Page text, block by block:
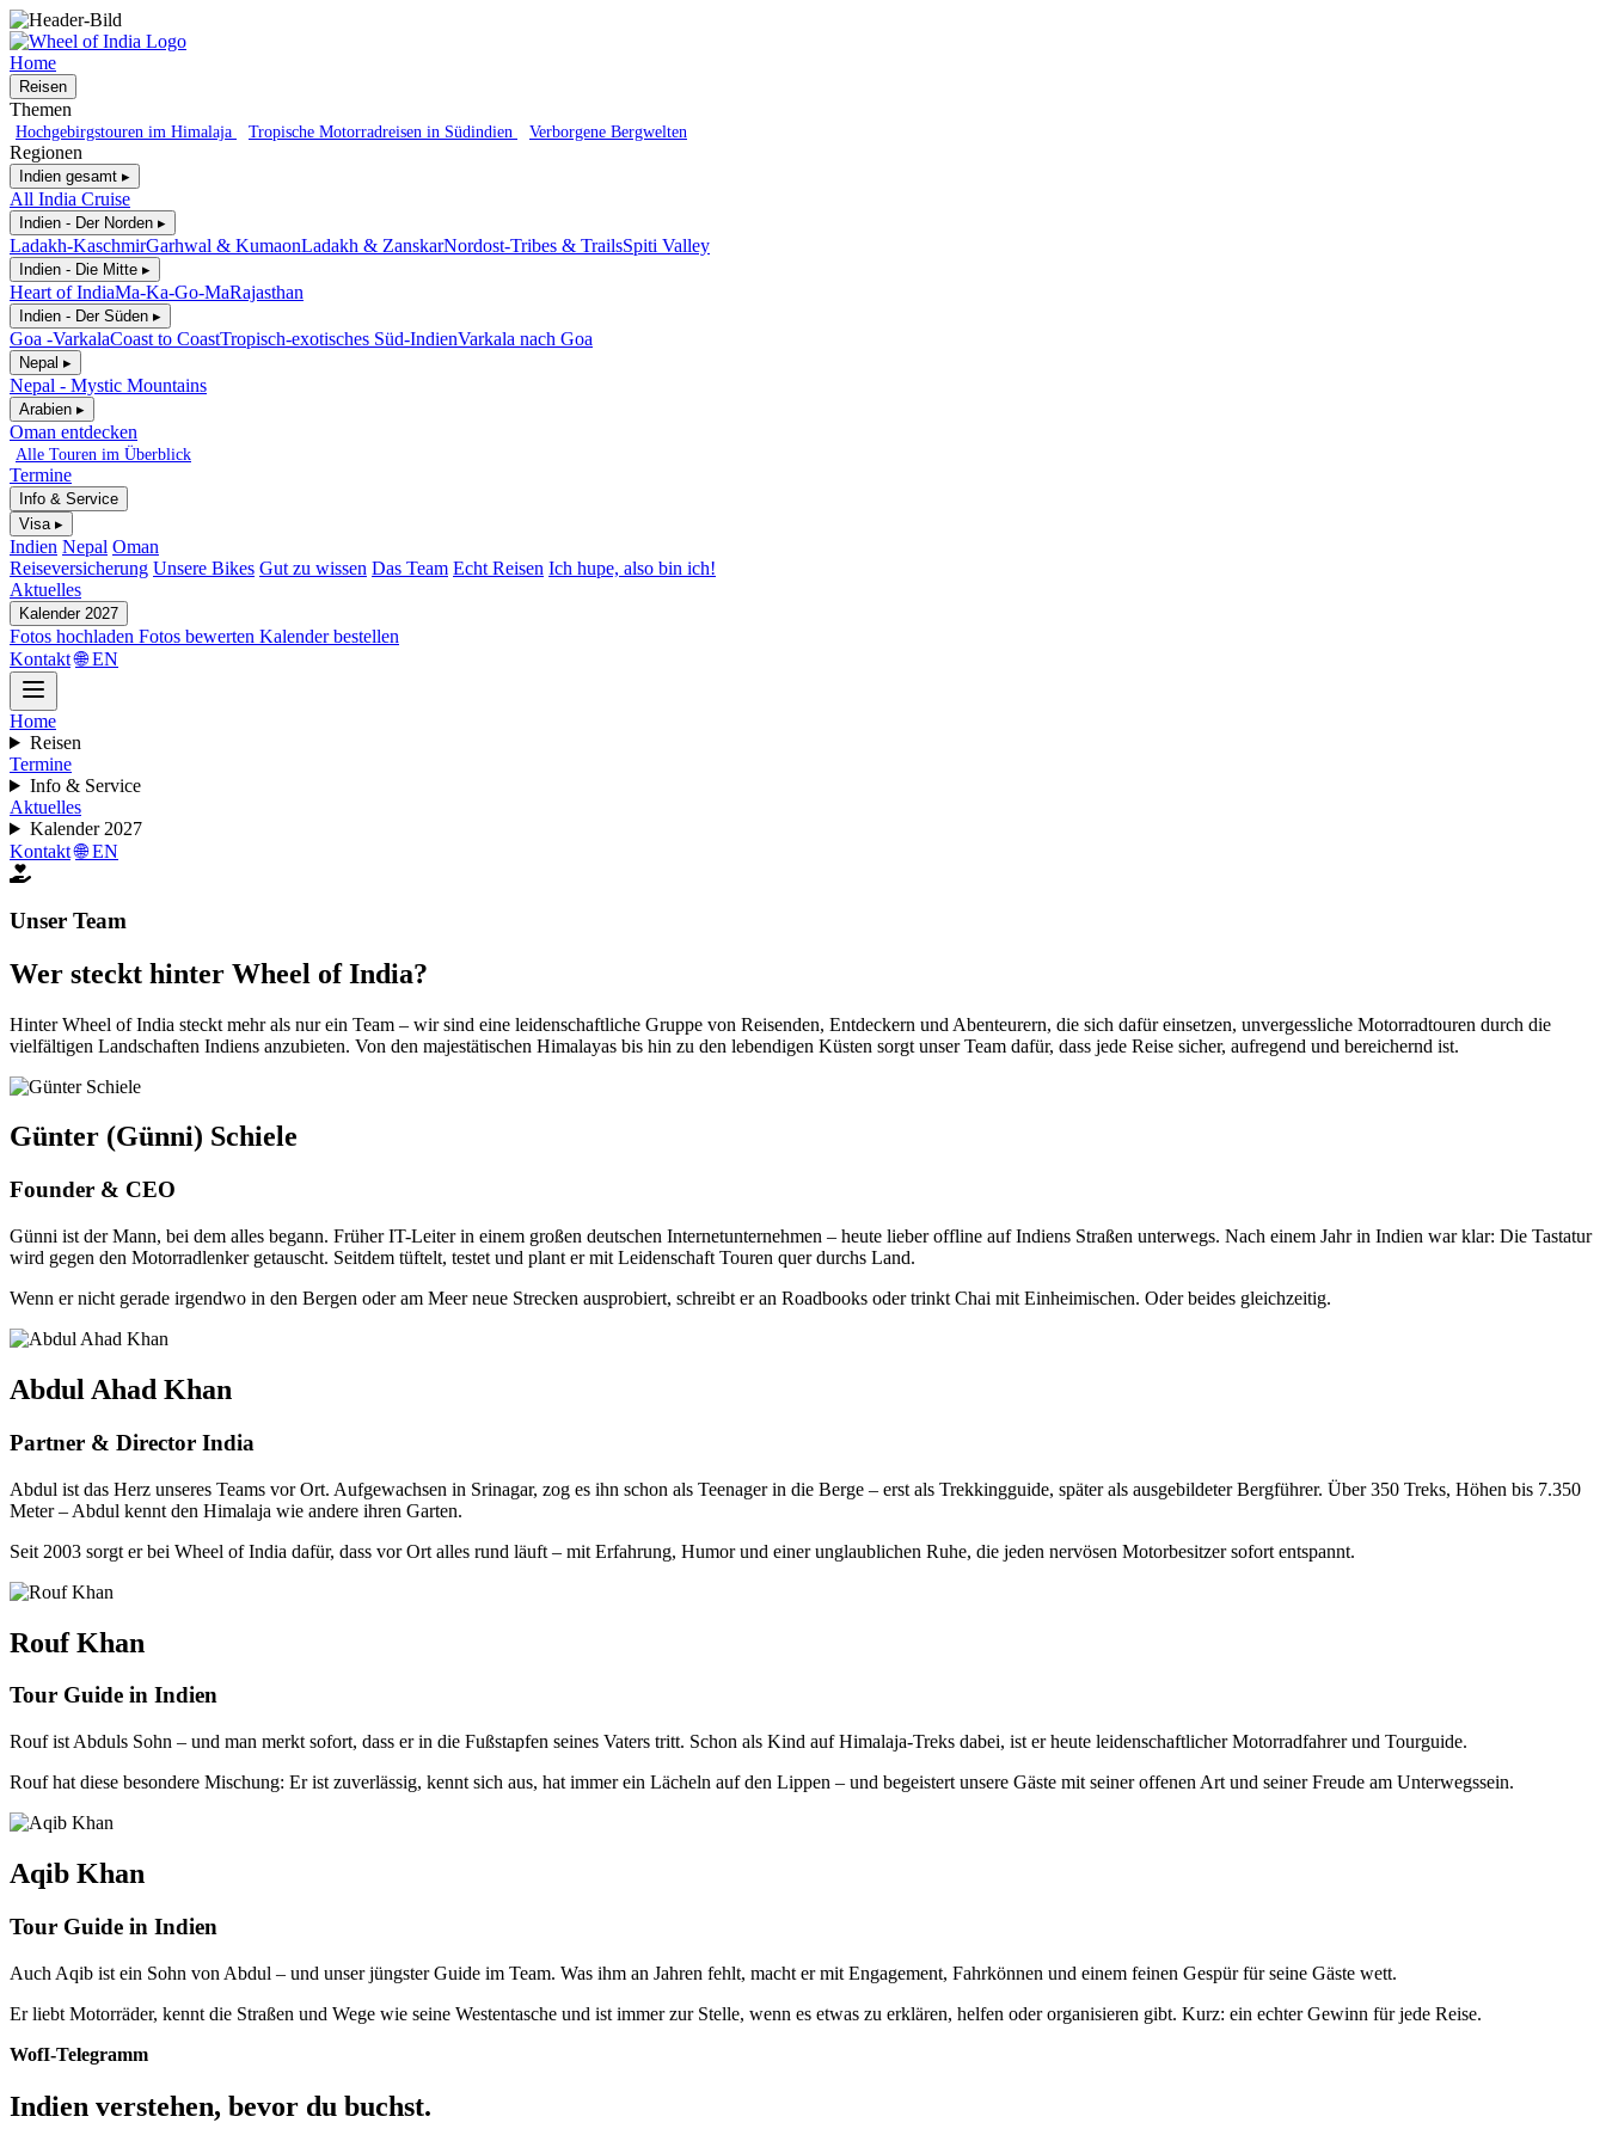
Home
Reisen
Themen
Hochgebirgstouren im Himalaja Tropische Motorradreisen in Südindien Verborgene Bergwelten
Regionen
Indien gesamt ▸
All India Cruise
Indien - Der Norden ▸
Ladakh-KaschmirGarhwal & KumaonLadakh & ZanskarNordost-Tribes & TrailsSpiti Valley
Indien - Die Mitte ▸
Heart of IndiaMa-Ka-Go-MaRajasthan
Indien - Der Süden ▸
Goa -VarkalaCoast to CoastTropisch-exotisches Süd-IndienVarkala nach Goa
Nepal ▸
Nepal - Mystic Mountains
Arabien ▸
Oman entdecken
Alle Touren im Überblick
Termine
Info & Service
Visa ▸
Indien Nepal Oman
Reiseversicherung Unsere Bikes Gut zu wissen Das Team Echt Reisen Ich hupe, also bin ich!
Aktuelles
Kalender 2027
Fotos hochladen Fotos bewerten Kalender bestellen
Kontakt 🌐 EN
Home
Reisen
Termine
Info & Service
Aktuelles
Kalender 2027
Kontakt 🌐 EN
Unser Team
Wer steckt hinter Wheel of India?
Hinter Wheel of India steckt mehr als nur ein Team – wir sind eine leidenschaftliche Gruppe von Reisenden, Entdeckern und Abenteurern, die sich dafür einsetzen, unvergessliche Motorradtouren durch die
vielfältigen Landschaften Indiens anzubieten. Von den majestätischen Himalayas bis hin zu den lebendigen Küsten sorgt unser Team dafür, dass jede Reise sicher, aufregend und bereichernd ist.
Günter (Günni) Schiele
Founder & CEO
Günni ist der Mann, bei dem alles begann. Früher IT-Leiter in einem großen deutschen Internetunternehmen – heute lieber offline auf Indiens Straßen unterwegs. Nach einem Jahr in Indien war klar: Die Tastatur
wird gegen den Motorradlenker getauscht. Seitdem tüftelt, testet und plant er mit Leidenschaft Touren quer durchs Land.
Wenn er nicht gerade irgendwo in den Bergen oder am Meer neue Strecken ausprobiert, schreibt er an Roadbooks oder trinkt Chai mit Einheimischen. Oder beides gleichzeitig.
Abdul Ahad Khan
Partner & Director India
Abdul ist das Herz unseres Teams vor Ort. Aufgewachsen in Srinagar, zog es ihn schon als Teenager in die Berge – erst als Trekkingguide, später als ausgebildeter Bergführer. Über 350 Treks, Höhen bis 7.350
Meter – Abdul kennt den Himalaja wie andere ihren Garten.
Seit 2003 sorgt er bei Wheel of India dafür, dass vor Ort alles rund läuft – mit Erfahrung, Humor und einer unglaublichen Ruhe, die jeden nervösen Motorbesitzer sofort entspannt.
Rouf Khan
Tour Guide in Indien
Rouf ist Abduls Sohn – und man merkt sofort, dass er in die Fußstapfen seines Vaters tritt. Schon als Kind auf Himalaja-Treks dabei, ist er heute leidenschaftlicher Motorradfahrer und Tourguide.
Rouf hat diese besondere Mischung: Er ist zuverlässig, kennt sich aus, hat immer ein Lächeln auf den Lippen – und begeistert unsere Gäste mit seiner offenen Art und seiner Freude am Unterwegssein.
Aqib Khan
Tour Guide in Indien
Auch Aqib ist ein Sohn von Abdul – und unser jüngster Guide im Team. Was ihm an Jahren fehlt, macht er mit Engagement, Fahrkönnen und einem feinen Gespür für seine Gäste wett.
Er liebt Motorräder, kennt die Straßen und Wege wie seine Westentasche und ist immer zur Stelle, wenn es etwas zu erklären, helfen oder organisieren gibt. Kurz: ein echter Gewinn für jede Reise.
WofI-Telegramm
Indien verstehen, bevor du buchst.